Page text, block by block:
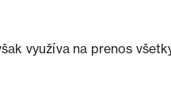
využíva na prenos